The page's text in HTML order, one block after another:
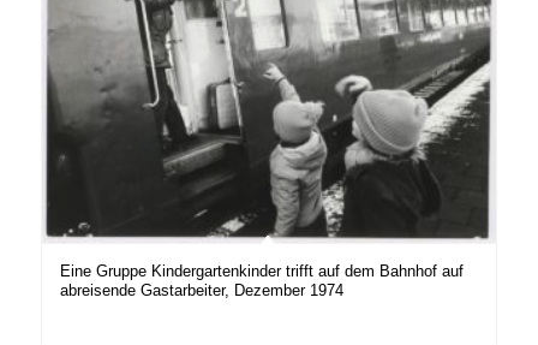
Eine Gruppe Kindergartenkinder trifft auf dem Bahnhof auf
abreisende Gastarbeiter, Dezember 1974